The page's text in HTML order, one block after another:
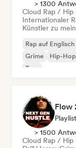
> 1300
Cloud Rap / Hip
Internationaler
Künstler zu
Rap auf Englisch
Grime
Hip-Hop
Trap
Flow
> 1500
Cloud Rap / Hip